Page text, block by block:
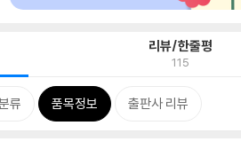
리뷰/한줄평
115
류 품목정보 출판사 리뷰